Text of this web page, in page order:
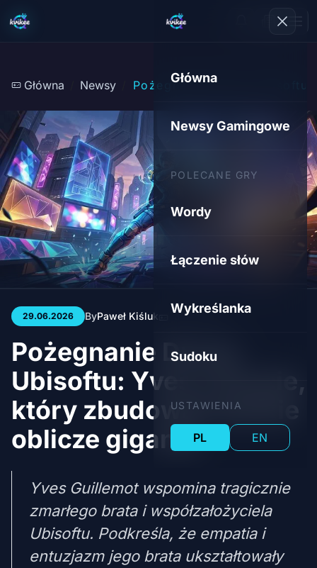
Główna
Newsy Gamingowe
POLECANE GRY
Wordy
Łączenie słów
Wykreślanka
Sudoku
USTAWIENIA
PL EN
Główna Newsy Pożegnanie Duszy
29.06.2026 ByPaweł Kiśluk 3 min 14
Pożegnanie Duszy
Ubisoftu: Yves o bracie,
który zbudował ludzkie
oblicze giganta
Yves Guillemot wspomina tragicznie
zmarłego brata i współzałożyciela
Ubisoftu. Podkreśla, że empatia i
entuzjazm jego brata ukształtowały